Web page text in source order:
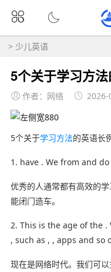
> 少儿英语
5个关于学习方
作者：网络 2026-
5个关于学习方法的英语长
1. have . We from and
优秀的人通常都有高效的
能闭门造车。
2. This is the age of the
, such as , , apps and so
现在是网络时代。我们可